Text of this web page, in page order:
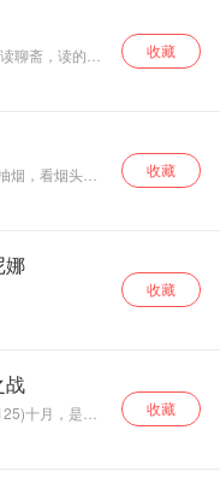
发生了无数好
起畅聊人生每
听众 欢迎加
：600231836
日更新 三回
聊斋，读的是
聊斋绝不是鬼
收藏
，看烟头白
心头的情绪
松，一样的自
收藏
娜
收藏
战
十月，是北
一次重要战
不破开封，毕
收藏